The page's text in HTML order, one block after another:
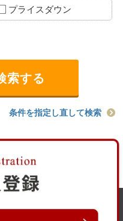
プライスダウン
条件を指定し直して検索